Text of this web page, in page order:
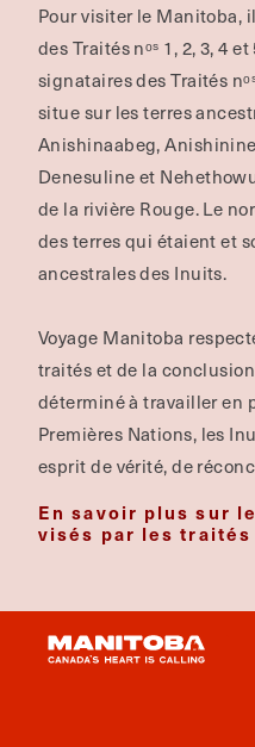
Pour visiter le Manitoba,
des Traités nᵒˢ 1, 2, 3, 4
signataires des Traités
situe sur les terres
Anishinaabeg,
Denesuline et
de la rivière Rouge.Le
des terres qui étaient et
ancestrales des Inuits.
Voyage Manitoba
traités et de la
déterminé à travailler en
Premières Nations, les
esprit de vérité, de
En savoir plus sur
visés par les traités